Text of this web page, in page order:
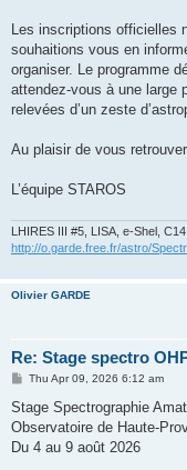
Les inscriptions officielles
souhaitions vous en
organiser. Le programme
attendez-vous à une large
relevées d’un zeste
Au plaisir de vous
L’équipe STAROS
LHIRES III #5, LISA, e-Shel,
http://o.garde.free.fr/astro/
Olivier GARDE
Re: Stage spectro
P
s
Thu Apr 09, 2026 6:12 am
Stage Spectrographie
Observatoire de Haute-
Du 4 au 9 août 2026